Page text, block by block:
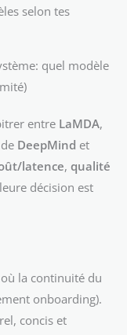
selon tes
quel modèle
entre LaMDA,
DeepMind et
latence, qualité
décision est
la continuité du
onboarding).
concis et